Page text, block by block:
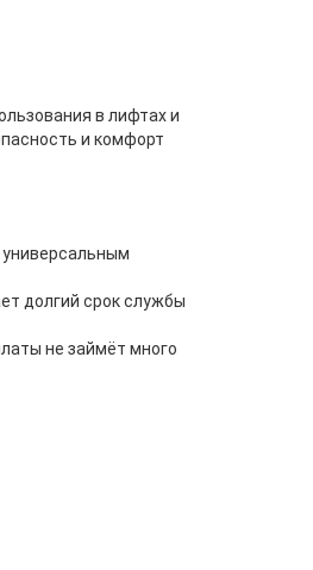
в лифтах и
и комфорт
универсальным
долгий срок службы
не займёт много